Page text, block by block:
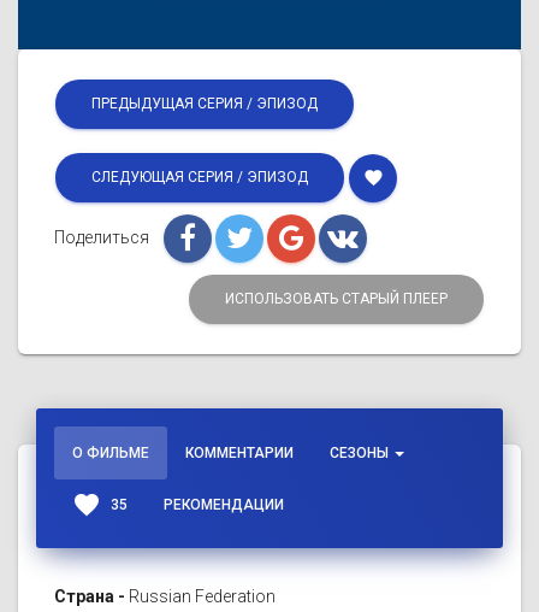
ПРЕДЫДУЩАЯ СЕРИЯ / ЭПИЗОД
СЛЕДУЮЩАЯ СЕРИЯ / ЭПИЗОД favorite
Поделиться
ИСПОЛЬЗОВАТЬ СТАРЫЙ ПЛЕЕР
О ФИЛЬМЕ КОММЕНТАРИИ СЕЗОНЫ
favorite 35 РЕКОМЕНДАЦИИ
Страна - Russian Federation